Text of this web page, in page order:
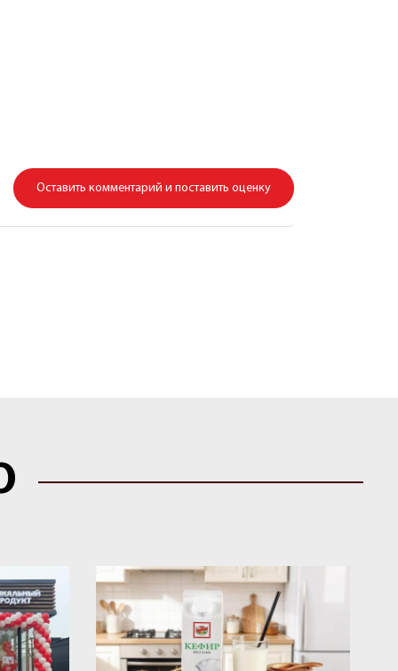
Оставить комментарий и поставить оценку